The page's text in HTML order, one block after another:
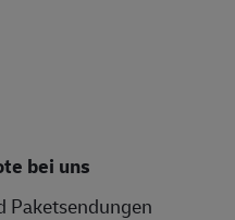
bei uns
Paketsendungen